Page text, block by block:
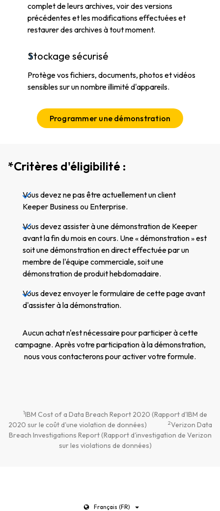
complet de leurs archives, voir des versions
précédentes et les modifications effectuées et
restaurer des archives à tout moment.
Stockage sécurisé
Protège vos fichiers, documents, photos et vidéos
sensibles sur un nombre illimité d'appareils.
Programmer une démonstration
*Critères d'éligibilité :
Vous devez ne pas être actuellement un client
Keeper Business ou Enterprise.
Vous devez assister à une démonstration de Keeper
avant la fin du mois en cours. Une « démonstration » est
soit une démonstration en direct effectuée par un
membre de l'équipe commerciale, soit une
démonstration de produit hebdomadaire.
Vous devez envoyer le formulaire de cette page avant
d'assister à la démonstration.
Aucun achat n'est nécessaire pour participer à cette
campagne. Après votre participation à la démonstration,
nous vous contacterons pour activer votre formule.
1IBM Cost of a Data Breach Report 2020 (Rapport d'IBM de
2020 sur le coût d'une violation de données)
2Verizon Data
Breach Investigations Report (Rapport d'investigation de Verizon
sur les violations de données)
Français (FR)